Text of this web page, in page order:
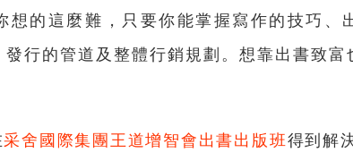
想的這麼難，只要你能掌握寫作的技巧、
行的管道及整體行銷規劃。想靠出書致富
采舍國際集團王道增智會出書出版班得到解